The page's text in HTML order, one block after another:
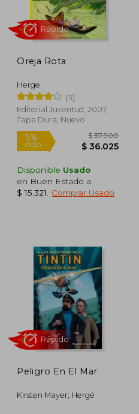
dcto.
Oreja Rota
Herge
(3)
Editorial Juventud, 2007,
Tapa Dura, Nuevo
Disponible Usado
en Buen Estado a
$ 15.321
Comprar Usado
Peligro En El Mar
Kirsten Mayer; Hergé